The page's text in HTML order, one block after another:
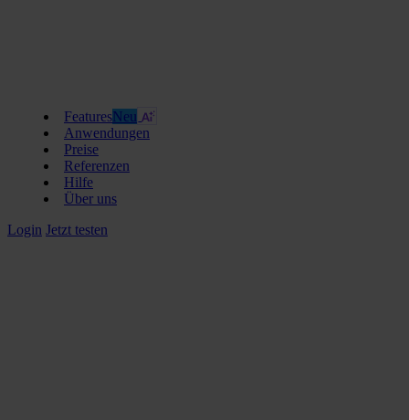
FeaturesNeu
Anwendungen
Preise
Referenzen
Hilfe
Über uns
Login Jetzt testen